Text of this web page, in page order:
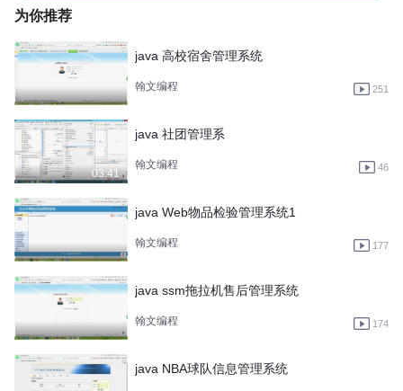
为你推荐
java 高校宿舍管理系统
翰文编程 251
03:41
java 社团管理系
翰文编程 46
java Web物品检验管理系统1
翰文编程 177
java ssm拖拉机售后管理系统
翰文编程 174
java NBA球队信息管理系统